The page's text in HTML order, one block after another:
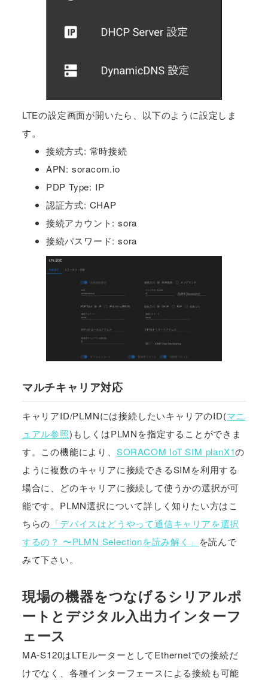
LTEの設定画面が開いたら、以下のように設定しま
す。
接続方式: 常時接続
APN: soracom.io
PDP Type: IP
認証方式: CHAP
接続アカウント: sora
接続パスワード: sora
マルチキャリア対応
キャリアID/PLMNには接続したいキャリアのID(マニ
ュアル参照)もしくはPLMNを指定することができま
す。この機能により、 SORACOM IoT SIM planX1の
ように複数のキャリアに接続できるSIMを利用する
場合に、どのキャリアに接続して使うかの選択が可
能です。PLMN選択について詳しく知りたい方はこ
ちらの 「デバイスはどうやって通信キャリアを選択
するの？ 〜PLMN Selectionを読み解く」 を読んで
みて下さい。
現場の機器をつなげるシリアルポ
ートとデジタル入出力インターフ
ェース
MA-S120はLTEルーターとしてEthernetでの接続だ
けでなく、各種インターフェースによる接続も可能